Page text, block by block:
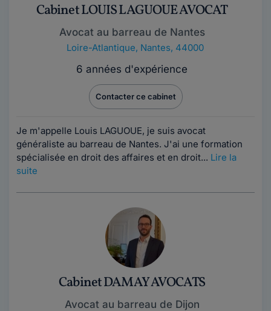
Cabinet LOUIS LAGUOUE AVOCAT
Avocat au barreau de Nantes
Loire-Atlantique, Nantes, 44000
6 années d'expérience
Contacter ce cabinet
Je m'appelle Louis LAGUOUE, je suis avocat
généraliste au barreau de Nantes. J'ai une formation
spécialisée en droit des affaires et en droit... Lire la
suite
Cabinet DAMAY AVOCATS
Avocat au barreau de Dijon